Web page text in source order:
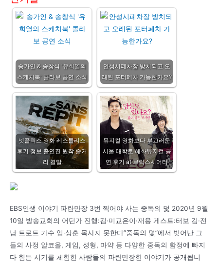
송가인 & 송창식 '유희열의
스케치북' 콜라보 공연 소식
안성시폐차장 방치되고 오
래된 포터폐차 가능한가요?
넷플릭스 영화 레스틀리스
후기 정보 출연진 원작 줄거
리 결말
뮤지컬 영화보다 부끄러운
서울 대학로 혜화뮤지컬 공
연 후기 at 브릭스시어터
EBS인생 이야기 파란만장 3번 찍어야 사는 중독의 덫 2020년 9월
10일 방송교회의 어딘가 진행:김·미교은이·재용 게스트:터보 김·전
남 트로트 가수 임·상훈 목사지 못한다”중독의 덫”에서 벗어난 그
들의 사정 알코올, 게임, 성형, 마약 등 다양한 중독의 함정에 빠지
다 힘든 시기를 체험한 사람들의 파란만장한 이야기가 공개됩니